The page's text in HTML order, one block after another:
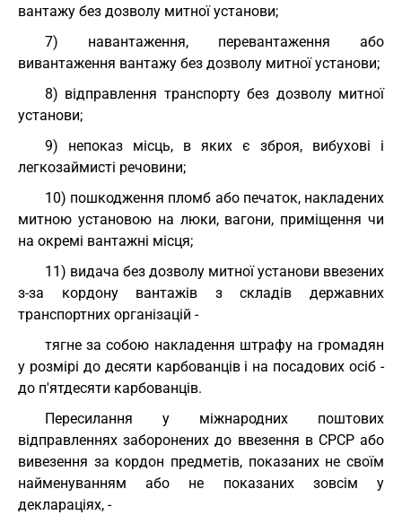
вантажу без дозволу митної установи;
7) навантаження, перевантаження або
вивантаження вантажу без дозволу митної установи;
8) відправлення транспорту без дозволу митної
установи;
9) непоказ місць, в яких є зброя, вибухові і
легкозаймисті речовини;
10) пошкодження пломб або печаток, накладених
митною установою на люки, вагони, приміщення чи
на окремі вантажні місця;
11) видача без дозволу митної установи ввезених
з-за кордону вантажів з складів державних
транспортних організацій -
тягне за собою накладення штрафу на громадян
у розмірі до десяти карбованців і на посадових осіб -
до п'ятдесяти карбованців.
Пересилання у міжнародних поштових
відправленнях заборонених до ввезення в СРСР або
вивезення за кордон предметів, показаних не своїм
найменуванням або не показаних зовсім у
деклараціях, -